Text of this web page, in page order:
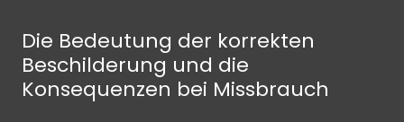
Die Bedeutung der korrekten
Beschilderung und die
Konsequenzen bei Missbrauch